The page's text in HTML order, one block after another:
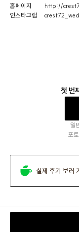
홈페이지
http://
인스타그램
첫 번
일
포
실제 후기 보러